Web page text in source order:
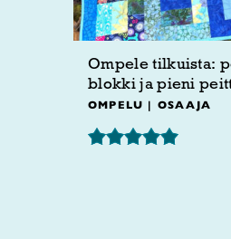
Ompele tilkuista:
blokki ja pieni
OMPELU | OSAAJA